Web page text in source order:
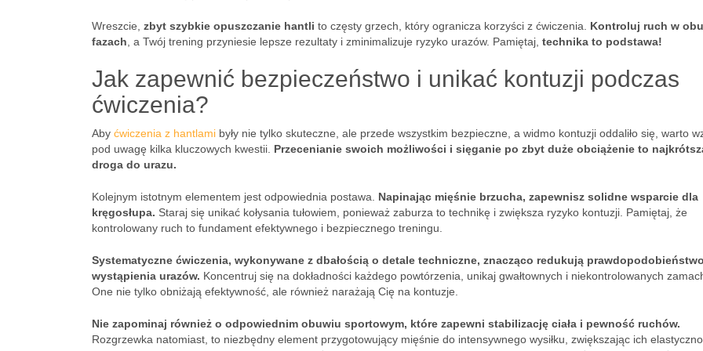
Wreszcie, zbyt szybkie opuszczanie hantli to częsty grzech, który ogranicza korzyści z ćwiczenia. Kontroluj ruch w obu
fazach , a Twój trening przyniesie lepsze rezultaty i zminimalizuje ryzyko urazów. Pamiętaj, technika to podstawa!
Jak zapewnić bezpieczeństwo i unikać kontuzji podczas
ćwiczenia?
Aby ćwiczenia z hantlami były nie tylko skuteczne, ale przede wszystkim bezpieczne, a widmo kontuzji oddaliło się, warto
pod uwagę kilka kluczowych kwestii. Przecenianie swoich możliwości i sięganie po zbyt duże obciążenie to
droga do urazu.
Kolejnym istotnym elementem jest odpowiednia postawa. Napinając mięśnie brzucha, zapewnisz solidne wsparcie dla
kręgosłupa. Staraj się unikać kołysania tułowiem, ponieważ zaburza to technikę i zwiększa ryzyko kontuzji. Pamiętaj, że
kontrolowany ruch to fundament efektywnego i bezpiecznego treningu.
Systematyczne ćwiczenia, wykonywane z dbałością o detale techniczne, znacząco redukują prawdopodobieństwo
wystąpienia urazów. Koncentruj się na dokładności każdego powtórzenia, unikaj gwałtownych i niekontrolowanych
One nie tylko obniżają efektywność, ale również narażają Cię na kontuzje.
Nie zapominaj również o odpowiednim obuwiu sportowym, które zapewni stabilizację ciała i pewność ruchów.
Rozgrzewka natomiast, to niezbędny element przygotowujący mięśnie do intensywnego wysiłku, zwiększając ich